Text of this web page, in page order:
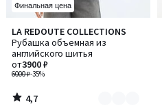
Финальная цена
LA REDOUTE COLLECTIONS
Рубашка объемная из
английского шитья
6000 ₽-35%
от3900 ₽
4,7
/ 5
Количество
цветов:
3
4,7
/